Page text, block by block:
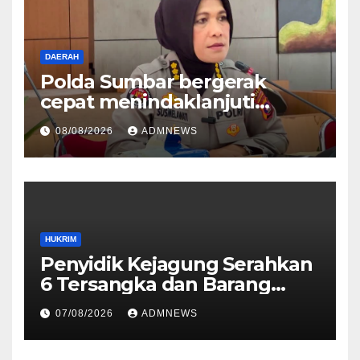
DAERAH
Polda Sumbar bergerak
cepat menindaklanjuti
dugaan insiden pemukulan
yang diduga melibatkan
seorang oknum perwira Polri
08/08/2026 ADMNEWS
HUKRIM
Penyidik Kejagung Serahkan
6 Tersangka dan Barang
Bukti Perkara Korupsi
PETRAL, PES dan ISC ke JPU
Kejari Jakarta Pusat
07/08/2026 ADMNEWS